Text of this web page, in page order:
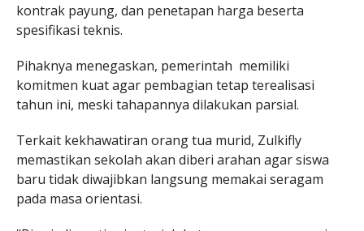
kontrak payung, dan penetapan harga beserta
spesifikasi teknis.
Pihaknya menegaskan, pemerintah memiliki
komitmen kuat agar pembagian tetap terealisasi
tahun ini, meski tahapannya dilakukan parsial.
Terkait kekhawatiran orang tua murid, Zulkifly
memastikan sekolah akan diberi arahan agar siswa
baru tidak diwajibkan langsung memakai seragam
pada masa orientasi.